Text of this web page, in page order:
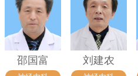
邵国富 刘建农